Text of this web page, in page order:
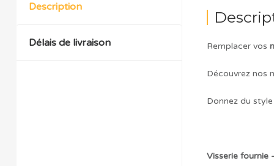
Description
Délais de livraison Remplacer vos
Découvrez nos
Donnez du
Visserie fournie